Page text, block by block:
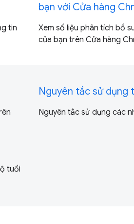
tin
bạn với Cửa hàng
Xem số liệu phân tích bổ
của bạn trên Cửa hàng
Nguyên tắc sử dụng
Nguyên tắc sử dụng các
tuổi